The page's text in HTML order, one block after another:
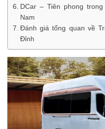
DCar – Tiên phong
Nam
Đánh giá tổng quan về
Đỉnh